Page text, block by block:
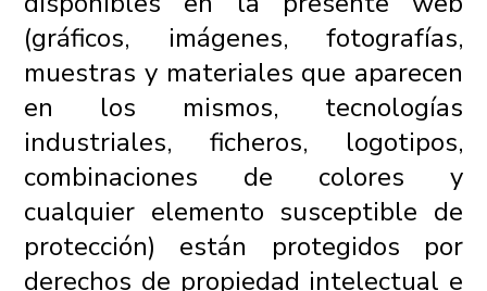
(gráficos, imágenes, fotografías,
muestras y materiales que aparecen
en los mismos, tecnologías
industriales, ficheros, logotipos,
combinaciones de colores y
cualquier elemento susceptible de
protección) están protegidos por
derechos de propiedad intelectual e